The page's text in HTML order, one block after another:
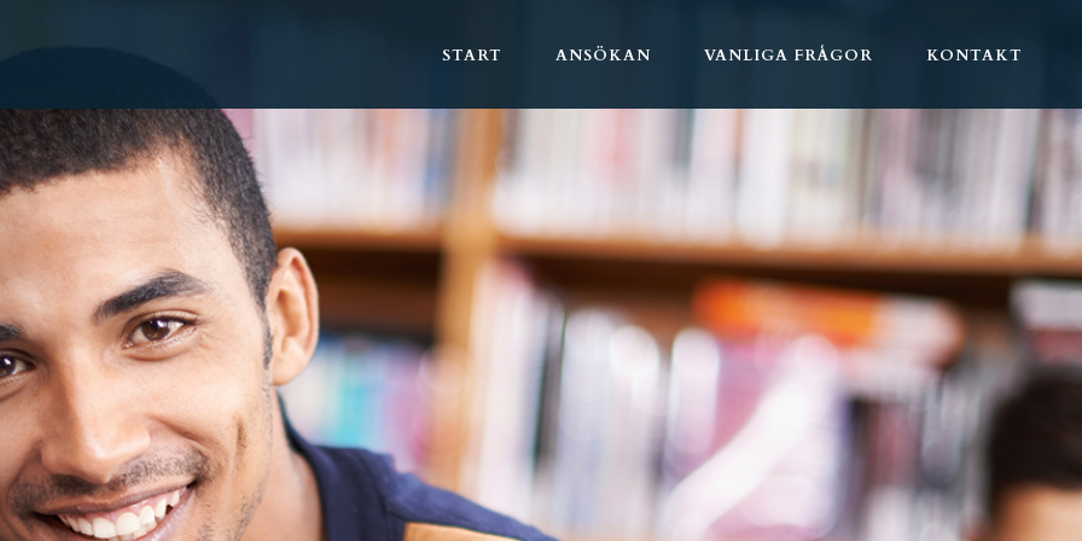
START ANSÖKAN VANLIGA FRÅGOR KONTAKT